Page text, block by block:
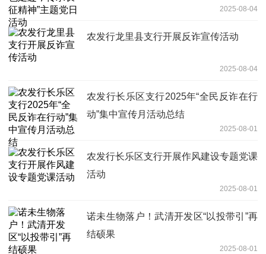
2025-08-04
农发行龙里县支行开展反诈宣传活动
2025-08-04
农发行长乐区支行2025年“全民反诈在行
动”集中宣传月活动总结
2025-08-01
农发行长乐区支行开展作风建设专题党课
活动
2025-08-01
诺未生物落户！武清开发区“以投带引”再
结硕果
2025-08-01